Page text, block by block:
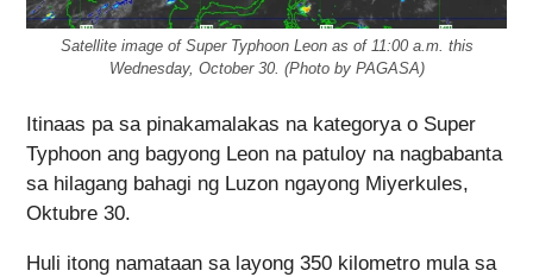
Satellite image of Super Typhoon Leon as of 11:00 a.m. this
Wednesday, October 30. (Photo by PAGASA)
Itinaas pa sa pinakamalakas na kategorya o Super
Typhoon ang bagyong Leon na patuloy na nagbabanta
sa hilagang bahagi ng Luzon ngayong Miyerkules,
Oktubre 30.
Huli itong namataan sa layong 350 kilometro mula sa